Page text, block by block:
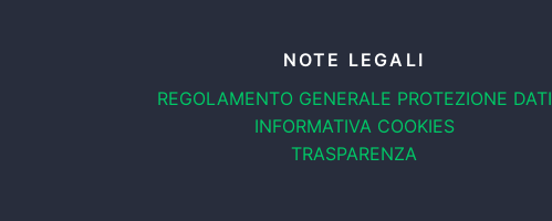
NOTE LEGALI
REGOLAMENTO GENERALE PROTEZIONE DATI
INFORMATIVA COOKIES
TRASPARENZA